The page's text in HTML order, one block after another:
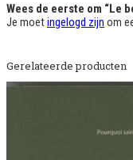
é
q
p
e
m
Wees de eerste om “Le
Je moetingelogd zijn om
Gerelateerde producten